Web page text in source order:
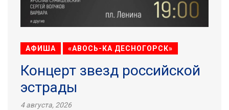
АФИША «АВОСЬ-КА ДЕСНОГОРСК»
Концерт звезд российской
эстрады
4 августа, 2026